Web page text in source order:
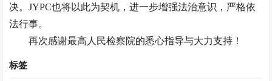
决。JYPC也将以此为契机，进一步增强法治意识，严格依
法行事。
再次感谢最高人民检察院的悉心指导与大力支持！
标签